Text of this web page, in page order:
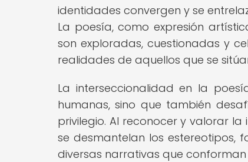
identidades convergen y se
La poesía, como expresión
son exploradas, cuestionadas y
realidades de aquellos que se
La interseccionalidad en la
humanas, sino que también
privilegio. Al reconocer y valorar
se desmantelan los estereotipos,
diversas narrativas que